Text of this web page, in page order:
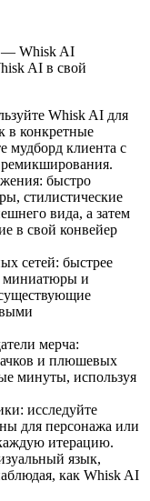
— Whisk AI
AI в свой
Whisk AI для
в конкретные
мудборд клиента с
быстро
стилистические
вида, а затем
в свой конвейер
сетей: быстрее
миниатюры и
мерча:
и плюшевых
минуты, используя
исследуйте
для персонажа или
итерацию.
язык,
как Whisk AI